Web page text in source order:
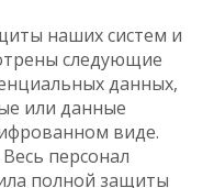
наших систем и
следующие
данных,
или данные
виде.
Весь персонал
полной защиты